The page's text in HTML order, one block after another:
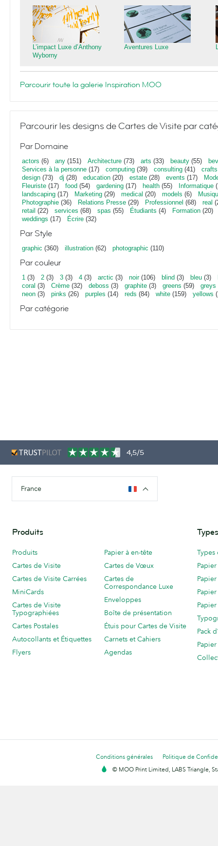
L’impact Luxe d’Anthony
Wyborny
Aventures Luxe
Parcourir toute la galerie Inspiration MOO
Parcourir les designs de Cartes de Visite par
Par Domaine
actors (6) any (151) Architecture (73) arts (33) beauty (55)
Services à la personne (17) computing (39) consulting (41) crafts
design (73) dj (28) education (20) estate (28) events (17)
Fleuriste (17) food (54) gardening (17) health (55) Informatique
landscaping (17) Marketing (29) medical (20) models (6)
Photographie (36) Relations Presse (29) Professionnel (68) real
retail (22) services (68) spas (55) Étudiants (4) Formation (20)
weddings (17) Écrire (32)
Par Style
graphic (360) illustration (62) photographic (110)
Par couleur
1 (3) 2 (3) 3 (3) 4 (3) arctic (3) noir(106) blind (3) bleu (3)
coral (3) Crème (32) deboss (3) graphite (3) greens (59) greys
neon (3) pinks (26) purples (14) reds (84) white (159) yellows
Par catégorie
4,5/5
France
Produits
Produits
Cartes de Visite
Cartes de Visite Carrées
MiniCards
Cartes de Visite
Typographiées
Cartes Postales
Autocollants et Étiquettes
Flyers
Papier à en-tête
Cartes de Vœux
Cartes de
Correspondance Luxe
Enveloppes
Boîte de présentation
Étuis pour Cartes de Visite
Carnets et Cahiers
Agendas
Pack
Conditions générales
Politique de
© MOO Print Limited, LABS Triangle,